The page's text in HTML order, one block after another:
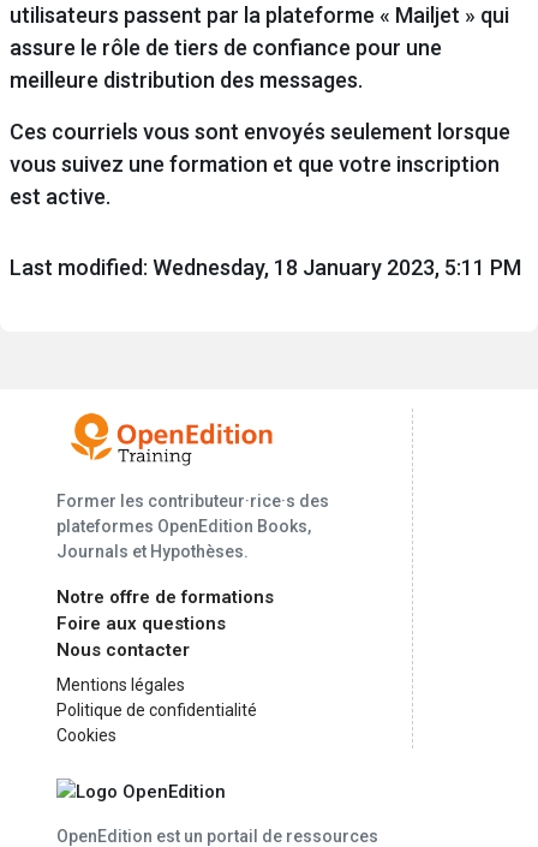
utilisateurs passent par la plateforme « Mailjet » qui
assure le rôle de tiers de confiance pour une
meilleure distribution des messages.
Ces courriels vous sont envoyés seulement lorsque
vous suivez une formation et que votre inscription
est active.
Last modified: Wednesday, 18 January 2023, 5:11 PM
Former les contributeur·rice·s des
plateformes OpenEdition Books,
Journals et Hypothèses.
Notre offre de formations
Foire aux questions
Nous contacter
Mentions légales
Politique de confidentialité
Cookies
OpenEdition est un portail de ressources